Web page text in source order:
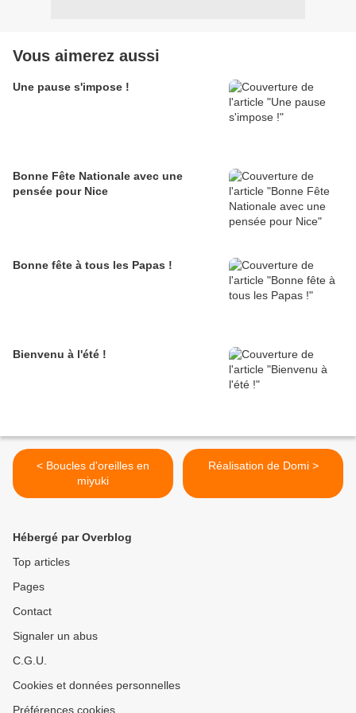
Vous aimerez aussi
Une pause s'impose !
Bonne Fête Nationale avec une
pensée pour Nice
Bonne fête à tous les Papas !
Bienvenu à l'été !
< Boucles d'oreilles en
miyuki
Réalisation de Domi >
Hébergé par Overblog
Top articles
Pages
Contact
Signaler un abus
C.G.U.
Cookies et données personnelles
Préférences cookies